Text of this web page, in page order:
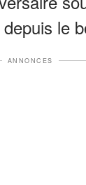
le
ANNONCES